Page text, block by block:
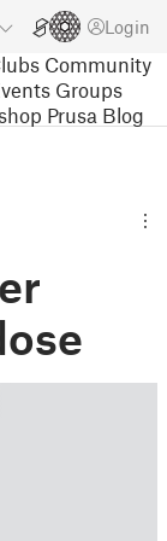
Login
Community
Groups
Prusa Blog